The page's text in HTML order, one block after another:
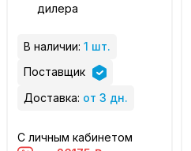
дилера
В наличии: 1 шт.
Поставщик
Доставка: от 3 дн.
С личным кабинетом